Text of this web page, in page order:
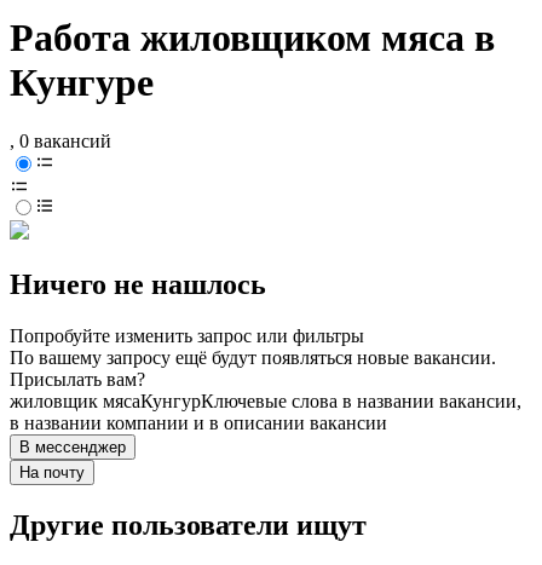
Работа жиловщиком мяса в
Кунгуре
, 0 вакансий
Ничего не нашлось
Попробуйте изменить запрос или фильтры
По вашему запросу ещё будут появляться новые вакансии.
Присылать вам?
жиловщик мясаКунгурКлючевые слова в названии вакансии,
в названии компании и в описании вакансии
В мессенджер
На почту
Другие пользователи ищут